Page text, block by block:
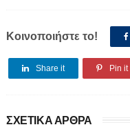
Κοινοποιήστε το!
Share it Pin it
ΣΧΕΤΙΚΑ ΑΡΘΡΑ